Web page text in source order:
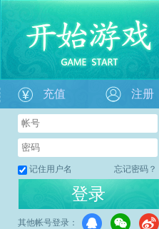
充值 注册
记住用户名 忘记密码？
登录
其他帐号登录：